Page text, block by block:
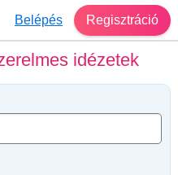
Belépés Regisztráció
idézetek